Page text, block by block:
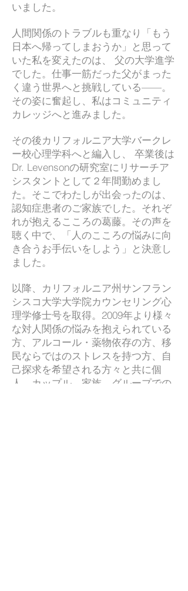
いました。
人間関係のトラブルも重なり「もう
日本へ帰ってしまおうか」と思って
いた私を変えたのは、 父の大学進学
でした。仕事一筋だった父がまった
く違う世界へと挑戦している——。
その姿に奮起し、私はコミュニティ
カレッジへと進みました。
その後カリフォルニア大学バークレ
ー校心理学科へと編入し、 卒業後は
Dr. Levensonの研究室にリサーチア
シスタントとして２年間勤めまし
た。そこでわたしが出会ったのは、
認知症患者のご家族でした。それぞ
れが抱えるこころの葛藤。その声を
聴く中で、「人のこころの悩みに向
き合うお手伝いをしよう」と決意し
ました。
以降、カリフォルニア州サンフラン
シスコ大学大学院カウンセリング心
理学修士号を取得。2009年より様々
な対人関係の悩みを抱えられている
方、アルコール・薬物依存の方、移
民ならではのストレスを持つ方、自
己探求を希望される方々と共に個
人、カップル、家族、グループでの